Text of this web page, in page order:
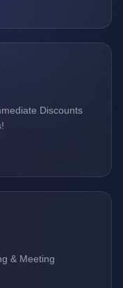
Discounts
& Meeting